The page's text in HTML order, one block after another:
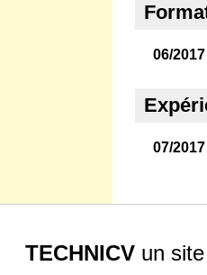
06/2017
07/2017
TECHNICVun site